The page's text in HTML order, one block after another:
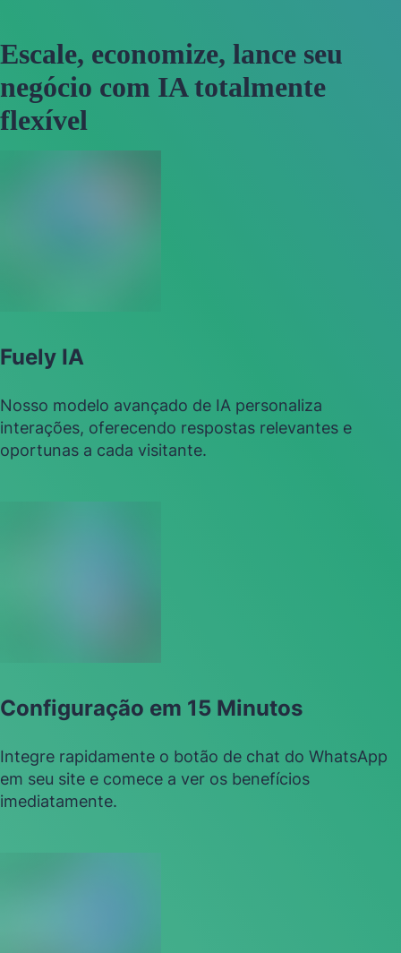
Escale, economize, lance seu
negócio com IA totalmente
flexível
Fuely IA
Nosso modelo avançado de IA personaliza
interações, oferecendo respostas relevantes e
oportunas a cada visitante.
Configuração em 15 Minutos
Integre rapidamente o botão de chat do WhatsApp
em seu site e comece a ver os benefícios
imediatamente.